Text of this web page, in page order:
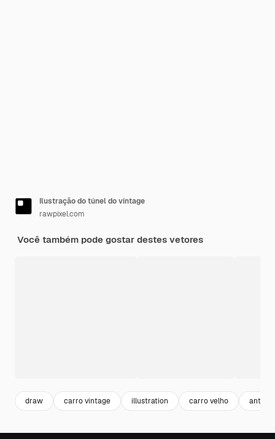
Ilustração do túnel do vintage
rawpixel.com
Você também pode gostar destes vetores
draw carro vintage illustration carro velho antique